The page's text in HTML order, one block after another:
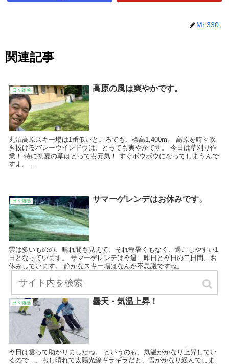
Mr.330
関連記事
日々雑感 高原の風は爽やかです。
丸沼高原スキー場は1番低いところでも、標高1,400m。 高原を時々吹
き抜けるバレーウインドウは、とっても爽やかです。 今日は草刈り作
業！ 特に初夏の草はとっても元気！ すぐボウボウになってしまうんで
すよ。 ...
日々雑感 サマーゲレンデはお休みです。
雲は多いものの、晴れ間も見えて、それ程暑くもなく、過ごしやすい1
日となっています。 サマーゲレンデは今週…昨日と今日の二日間、お
休みしています。 静かなスキー場はなんか不思議ですね。
日々雑感 曇天・気温上昇！
今日は雲って助かりましたね。 というのも、気温がかなり上昇してい
るので…、もし晴れて太陽光線ギラギラだと、雪がかなり緩んでしま